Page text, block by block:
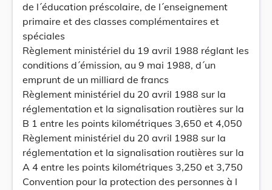
de l´éducation préscolaire, de l´enseignement
primaire et des classes complémentaires et
spéciales
Règlement ministériel du 19 avril 1988 réglant les
conditions d´émission, au 9 mai 1988, d´un
emprunt de un milliard de francs
Règlement ministériel du 20 avril 1988 sur la
réglementation et la signalisation routières sur la
B 1 entre les points kilométriques 3,650 et 4,050
Règlement ministériel du 20 avril 1988 sur la
réglementation et la signalisation routières sur la
A 4 entre les points kilométriques 3,250 et 3,750
Convention pour la protection des personnes à l